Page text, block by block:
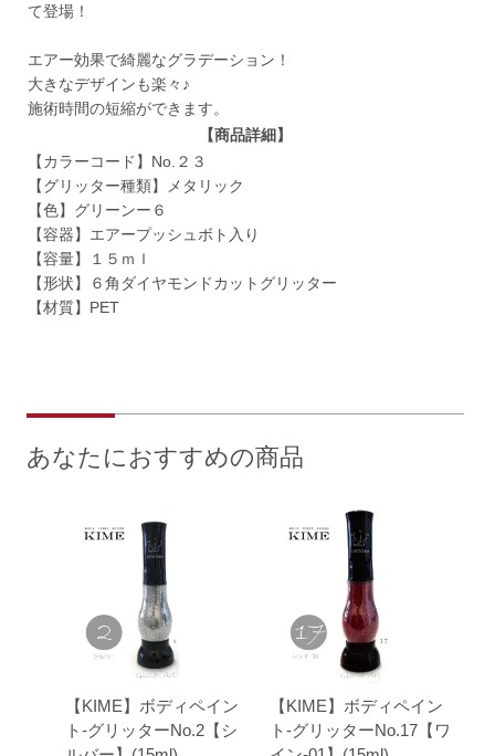
て登場！
エアー効果で綺麗なグラデーション！
大きなデザインも楽々♪
施術時間の短縮ができます。
【商品詳細】
【カラーコード】No.２３
【グリッター種類】メタリック
【色】グリーンー６
【容器】エアープッシュボト入り
【容量】１５ｍｌ
【形状】６角ダイヤモンドカットグリッター
【材質】PET
あなたにおすすめの商品
【KIME】ボディペイン
ト-グリッターNo.2【シ
【KIME】ボディペイン
ト-グリッターNo.17【ワ